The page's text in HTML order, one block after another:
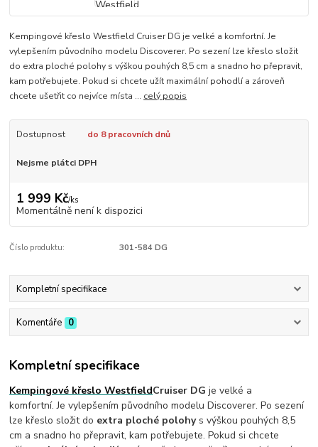
Kempingové křeslo Westfield Cruiser DG je velké a komfortní. Je
vylepšením původního modelu Discoverer. Po sezení lze křeslo složit
do extra ploché polohy s výškou pouhých 8,5 cm a snadno ho přepravit,
kam potřebujete. Pokud si chcete užít maximální pohodlí a zároveň
chcete ušetřit co nejvíce místa ... celý popis
Dostupnost do 8 pracovních dnů
Nejsme plátci DPH
1 999 Kč/ks
Momentálně není k dispozici
Číslo produktu: 301-584 DG
Kompletní specifikace
Komentáře 0
Kompletní specifikace
Kempingové křeslo WestfieldCruiser DG je velké a
komfortní. Je vylepšením původního modelu Discoverer. Po sezení
lze křeslo složit do extra ploché polohys výškou pouhých 8,5
cm a snadno ho přepravit, kam potřebujete. Pokud si chcete